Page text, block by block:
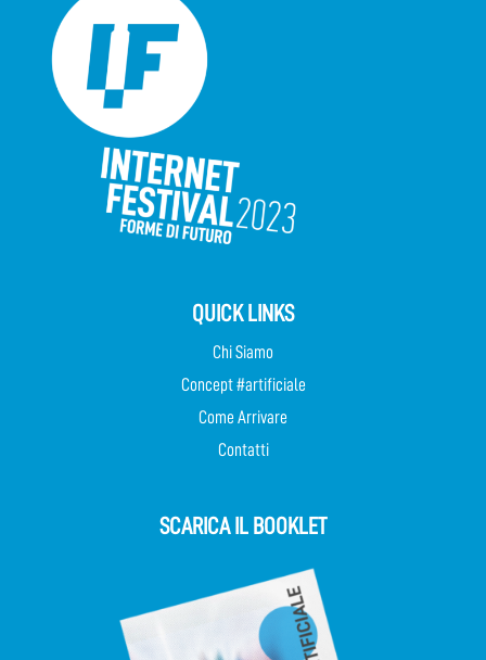
QUICK LINKS
Chi Siamo
Concept #artificiale
Come Arrivare
Contatti
SCARICA IL BOOKLET